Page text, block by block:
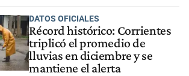
DATOS OFICIALES
Récord histórico: Corrientes
triplicó el promedio de
lluvias en diciembre y se
mantiene el alerta